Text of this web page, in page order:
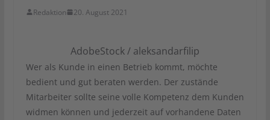
Redaktion 20. August 2021
AdobeStock / aleksandarfilip
Wer als Kunde in einen Betrieb kommt, möchte
bedient und gut beraten werden. Der zustände
Mitarbeiter sollte seine volle Kompetenz dem Kunden
widmen können und jederzeit auf vorhandene Daten